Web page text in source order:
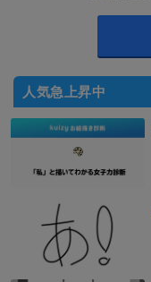
人気急上昇中